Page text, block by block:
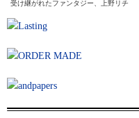
受け継がれたファンタジー、上野リチ